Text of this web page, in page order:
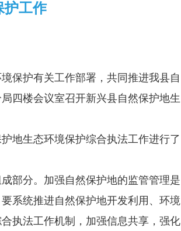
护工作
保护有关工作部署，共同推进我县自
四楼会议室召开新兴县自然保护地生
地生态环境保护综合执法工作进行了
部分。加强自然保护地的监管管理是
系统推进自然保护地开发利用、环境
执法工作机制，加强信息共享，强化